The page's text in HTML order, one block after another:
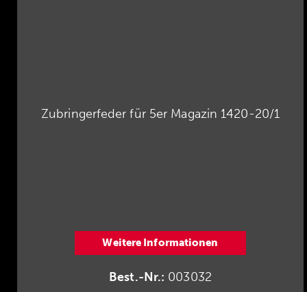
Zubringerfeder für 5er Magazin 1420-20/1
Weitere Informationen
Best.-Nr.: 003032